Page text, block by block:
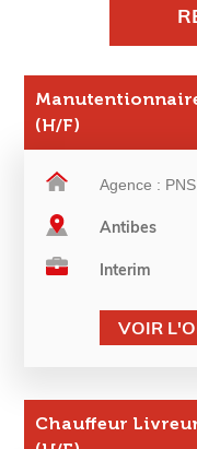
(H/F)
Agence :
Antibes
Interim
VOIR
Chauffeur